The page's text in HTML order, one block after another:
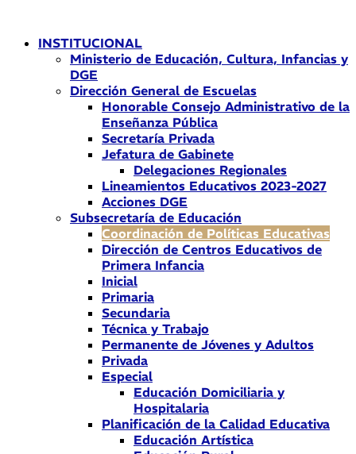
contenidoINSTITUCIONAL
Ministerio de Educación, Cultura, Infancias y
DGE
Dirección General de Escuelas
Honorable Consejo Administrativo de la
Enseñanza Pública
Secretaría Privada
Jefatura de Gabinete
Delegaciones Regionales
Lineamientos Educativos 2023-2027
Acciones DGE
Subsecretaría de Educación
Coordinación de Políticas Educativas
Dirección de Centros Educativos de
Primera Infancia
Inicial
Primaria
Secundaria
Técnica y Trabajo
Permanente de Jóvenes y Adultos
Privada
Especial
Educación Domiciliaria y
Hospitalaria
Planificación de la Calidad Educativa
Educación Artística